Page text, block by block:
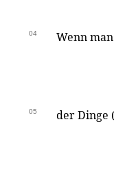
04 Wenn
05 der Dinge